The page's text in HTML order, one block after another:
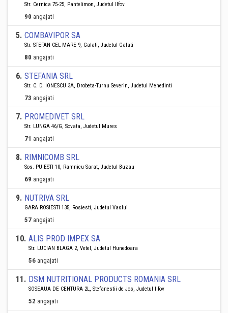
Str. Cernica 75-25, Pantelimon, Judetul Ilfov
90 angajati
5. COMBAVIPOR SA
Str. STEFAN CEL MARE 9, Galati, Judetul Galati
80 angajati
6. STEFANIA SRL
Str. C. D. IONESCU 3A, Drobeta-Turnu Severin, Judetul Mehedinti
73 angajati
7. PROMEDIVET SRL
Str. LUNGA 46/G, Sovata, Judetul Mures
71 angajati
8. RIMNICOMB SRL
Sos. PUIESTI 10, Ramnicu Sarat, Judetul Buzau
69 angajati
9. NUTRIVA SRL
GARA ROSIESTI 135, Rosiesti, Judetul Vaslui
57 angajati
10. ALIS PROD IMPEX SA
Str. LUCIAN BLAGA 2, Vetel, Judetul Hunedoara
56 angajati
11. DSM NUTRITIONAL PRODUCTS ROMANIA SRL
SOSEAUA DE CENTURA 2L, Stefanestii de Jos, Judetul Ilfov
52 angajati